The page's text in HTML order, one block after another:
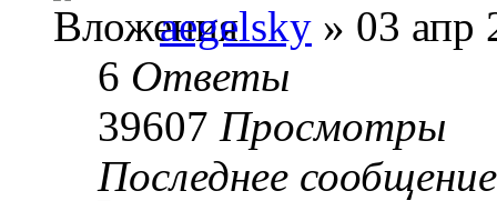
aegelsky » 03 апр
6 Ответы
39607 Просмотры
Последнее